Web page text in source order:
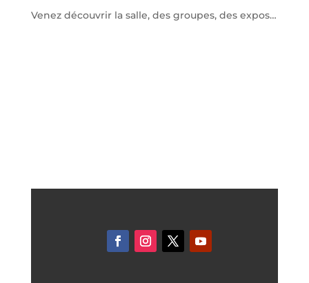
Venez découvrir la salle, des groupes, des expos…